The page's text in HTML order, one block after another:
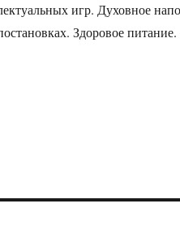
игр. Духовное
Здоровое питание.